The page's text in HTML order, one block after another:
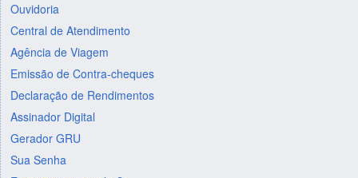
Ouvidoria
Central de Atendimento
Agência de Viagem
Emissão de Contra-cheques
Declaração de Rendimentos
Assinador Digital
Gerador GRU
Sua Senha